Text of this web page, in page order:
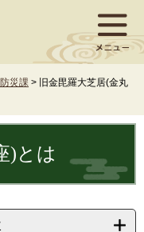
災課 > 旧金毘羅大芝居(金丸
)とは